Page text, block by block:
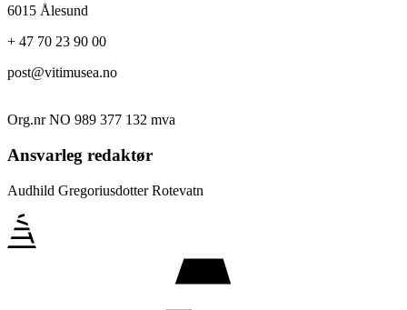
6015 Ålesund
+ 47 70 23 90 00
post@vitimusea.no
Org.nr NO 989 377 132 mva
Ansvarleg redaktør
Audhild Gregoriusdotter Rotevatn